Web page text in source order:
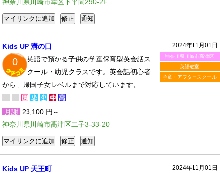
神奈川県川崎市幸区下平間290-2F
2024年11月01日
神奈川県川崎市高津区
英語教室
学童・アフタースクール
Kids UP 溝の口
0
英語で預かる子供の学童保育型英会話ス
クール・幼児クラスです。英会話初心者
から、帰国子女レベルまで対応しています。
月謝 23,100 円～
神奈川県川崎市高津区二子3-33-20
2024年11月01日
Kids UP 天王町